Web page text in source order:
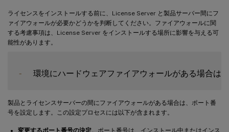
ライセンスをインストールする前に、License Server と製品サーバー間にフ
ァイアウォールが必要かどうかを判断してください。ファイアウォールに関
する考慮事項は、License Server をインストールする場所に影響を与える可
能性があります。
-
製品とライセンスサーバーの間にファイアウォールがある場合は、ポート番
号を設定します。この設定プロセスには以下が含まれます。
変更するポート番号の決定 。ポート番号は、インストール中またはインス